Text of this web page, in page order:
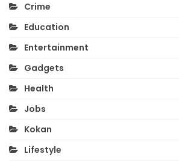
Crime
Education
Entertainment
Gadgets
Health
Jobs
Kokan
Lifestyle